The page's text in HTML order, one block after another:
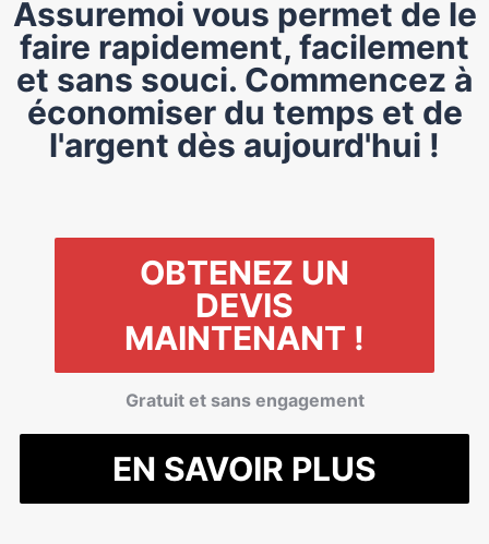
Assuremoi vous permet de le
faire rapidement, facilement
et sans souci. Commencez à
économiser du temps et de
l'argent dès aujourd'hui !
OBTENEZ UN
DEVIS
MAINTENANT !
Gratuit et sans engagement
EN SAVOIR PLUS